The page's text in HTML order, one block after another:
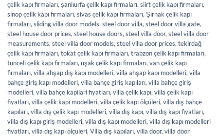
çelik kapı firmaları, şanlıurfa çelik kapı firmaları, siirt çelik kapı firmaları,
sinop çelik kapı firmaları, sivas çelik kapı firmaları, Şırnak çelik kapı
firmaları, sliding villa door models, steel door villa, steel door villa gate,
steel house door prices, steel house doors, steel villa door, steel villa door
measurements, steel villa door models, steel villa door prices, tekirdağ
çelik kapı firmaları, tokat çelik kapı firmaları, trabzon çelik kapı firmaları,
tunceli çelik kapı firmaları, uşak çelik kapı firmaları, van çelik kapı
firmaları, villa ahşap dış kapı modelleri, villa ahşap kapı modelleri, villa
bahçe giriş kapı modelleri, villa bahçe giriş kapıları, villa bahçe giriş
modelleri, villa bahçe kapilari fiyatları, villa çelik kapı, villa çelik kapı
fiyatları, villa çelik kapı modelleri, villa çelik kapı ölçüleri, villa dış bahçe
kapıları, villa dış çelik kapı modelleri, villa dış kapı, villa dış kapı fiyatları,
villa dış kapı giriş modelleri, villa dış kapı modelleri, villa dış kapı modelleri
fiyatları, villa dış kapı ölçüleri, Villa dış kapıları, villa door, villa door